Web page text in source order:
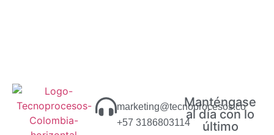
marketing@tecnoprocesos.co
+57 3186803114
Manténgase
al día con lo
último